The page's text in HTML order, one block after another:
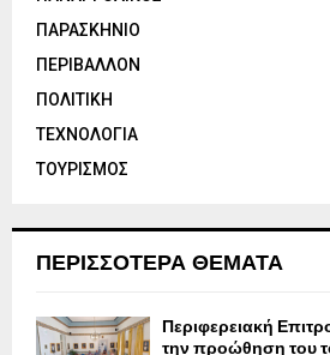
ΠΑΡΑΣΚΗΝΙΟ
ΠΕΡΙΒΑΛΛΟΝ
ΠΟΛΙΤΙΚΗ
ΤΕΧΝΟΛΟΓΙΑ
ΤΟΥΡΙΣΜΟΣ
ΠΕΡΙΣΣΟΤΕΡΑ ΘΕΜΑΤΑ
Περιφερειακή
την προώθηση του